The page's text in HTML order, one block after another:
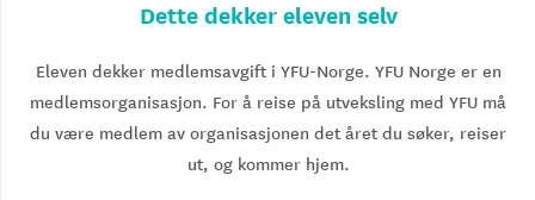
Dette dekker eleven selv
Eleven dekker medlemsavgift i YFU-Norge. YFU Norge er en
medlemsorganisasjon. For å reise på utveksling med YFU må
du være medlem av organisasjonen det året du søker, reiser
ut, og kommer hjem.